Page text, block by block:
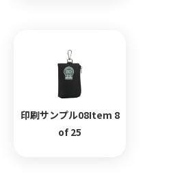
印刷サンプル08Item 8
of 25